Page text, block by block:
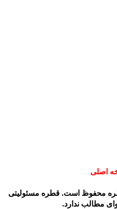
است. قطره مسئولیتی
مطالب ندارد.